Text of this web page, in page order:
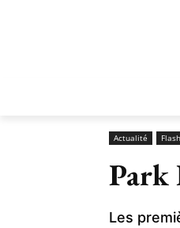
Actualité
Park
Les